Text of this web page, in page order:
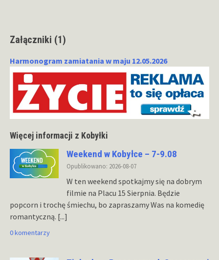
Załączniki (1)
Harmonogram zamiatania w maju 12.05.2026
Więcej informacji z Kobyłki
Weekend w Kobyłce – 7-9.08
Opublikowano: 2026-08-07
W ten weekend spotkajmy się na dobrym
filmie na Placu 15 Sierpnia. Będzie
popcorn i trochę śmiechu, bo zapraszamy Was na komedię
romantyczną. [...]
0 komentarzy